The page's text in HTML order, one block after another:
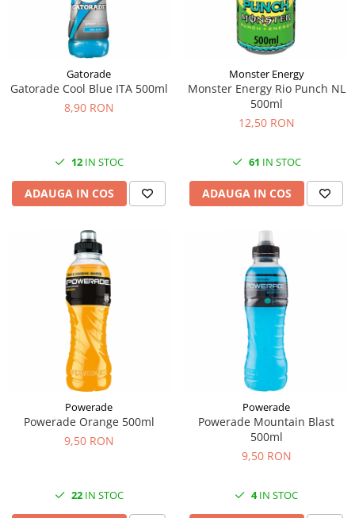
Gatorade
Gatorade Cool Blue ITA 500ml
8,90 RON
12IN STOC
ADAUGA IN COS
Monster Energy
Monster Energy Rio Punch NL
500ml
12,50 RON
61 IN STOC
ADAUGA IN COS
Powerade
Powerade Orange 500ml
9,50 RON
22IN STOC
Powerade
Powerade Mountain Blast
500ml
9,50 RON
4IN STOC